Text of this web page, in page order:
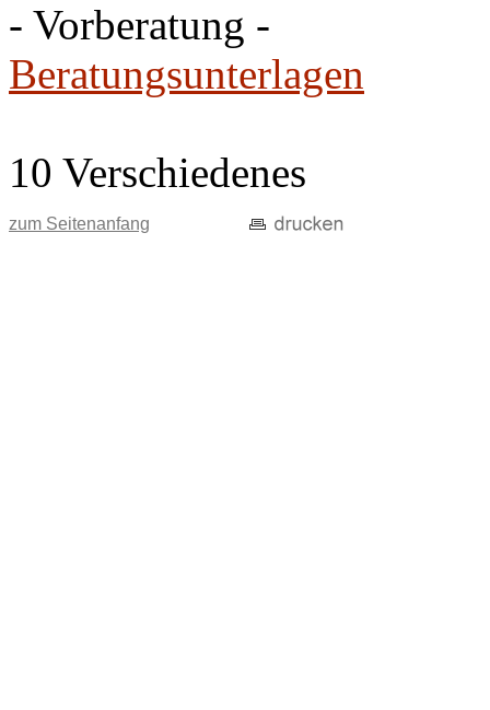
- Vorberatung -
Beratungsunterlagen
10 Verschiedenes
zum Seitenanfang